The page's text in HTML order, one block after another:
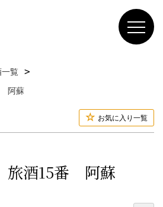
一覧
阿蘇
お気に入り一覧
酒15番 阿蘇